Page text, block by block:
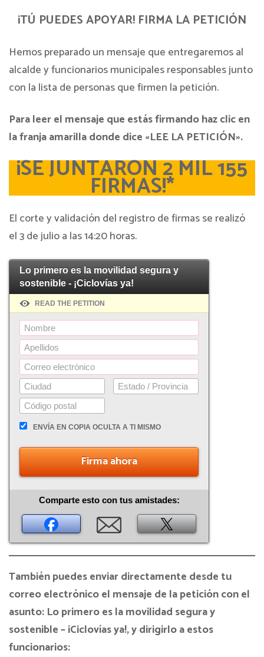
¡TÚ PUEDES APOYAR! FIRMA LA PETICIÓN
Hemos preparado un mensaje que entregaremos al
alcalde y funcionarios municipales responsables junto
con la lista de personas que firmen la petición.
Para leer el mensaje que estás firmando haz clic en
la franja amarilla donde dice «LEE LA PETICIÓN».
¡SE JUNTARON 2 MIL 155
FIRMAS!*
El corte y validación del registro de firmas se realizó
el 3 de julio a las 14:20 horas.
Lo primero es la movilidad segura y
sostenible - ¡Ciclovías ya!
READ THE PETITION
ENVÍA EN COPIA OCULTA A TI MISMO
Firma ahora
Comparte esto con tus amistades:
También puedes enviar directamente desde tu
correo electrónico el mensaje de la petición con el
asunto: Lo primero es la movilidad segura y
sostenible – ¡Ciclovías ya!, y dirigirlo a estos
funcionarios: